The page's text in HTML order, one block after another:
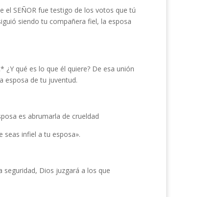
el SEÑOR fue testigo de los votos que tú
siendo tu compañera fiel, la esposa
¿Y qué es lo que él quiere? De esa unión
esposa de tu juventud.
es abrumarla de crueldad
infiel a tu esposa».
Dios juzgará a los que